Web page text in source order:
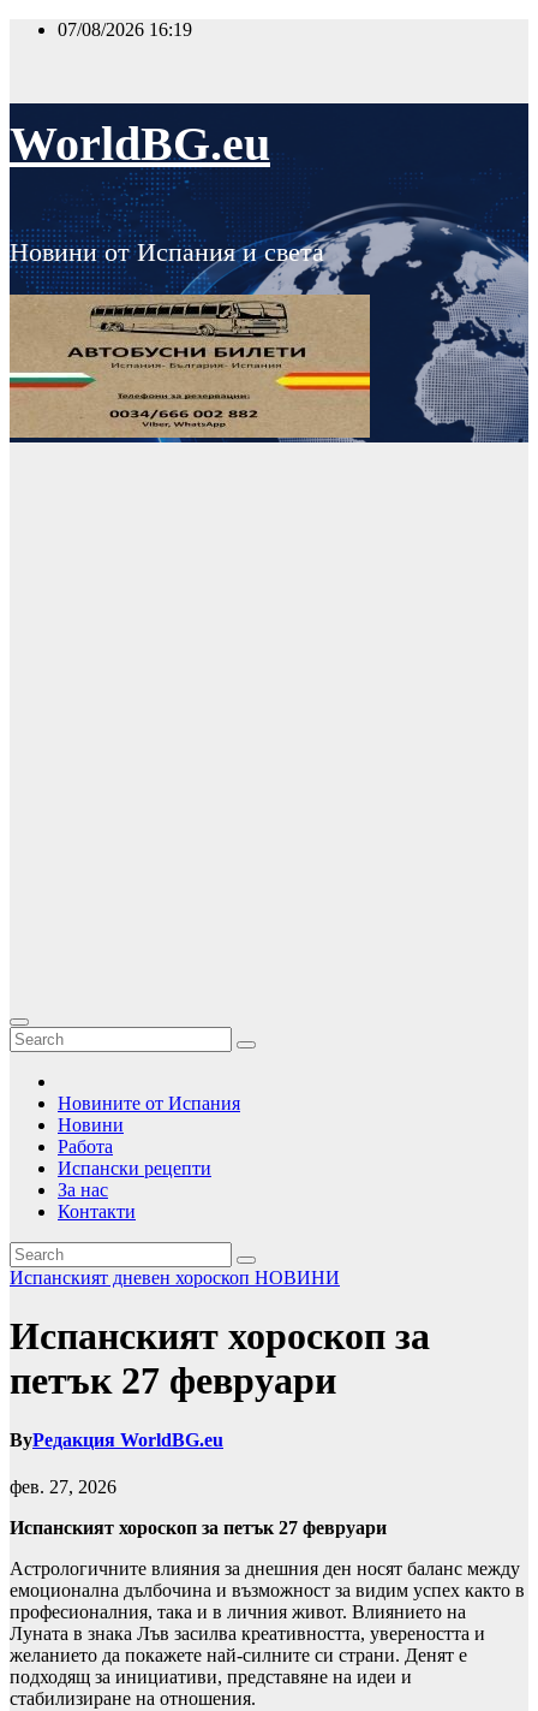
Skip
07/08/2026 16:19
WorldBG.eu
Новини от Испания и света
Новините от Испания
Новини
Работа
Испански рецепти
За нас
Контакти
Испанският дневен хороскоп НОВИНИ
Испанският хороскоп за
петък 27 февруари
ByРедакция WorldBG.eu
фев. 27, 2026
Испанският хороскоп за петък 27 февруари
Астрологичните влияния за днешния ден носят баланс между
емоционална дълбочина и възможност за видим успех както в
професионалния, така и в личния живот. Влиянието на
Луната в знака Лъв засилва креативността, увереността и
желанието да покажете най-силните си страни. Денят е
подходящ за инициативи, представяне на идеи и
стабилизиране на отношения.